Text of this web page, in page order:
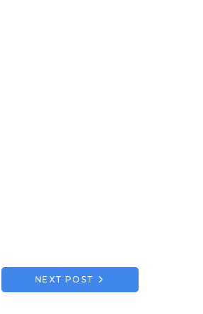
NEXT POST